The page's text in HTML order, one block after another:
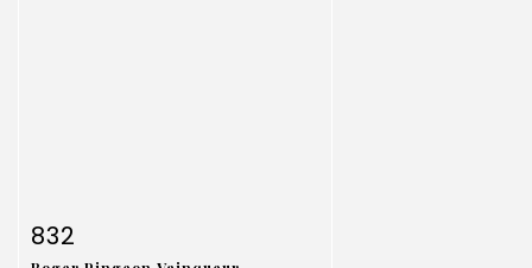
Fiche détaillée
832